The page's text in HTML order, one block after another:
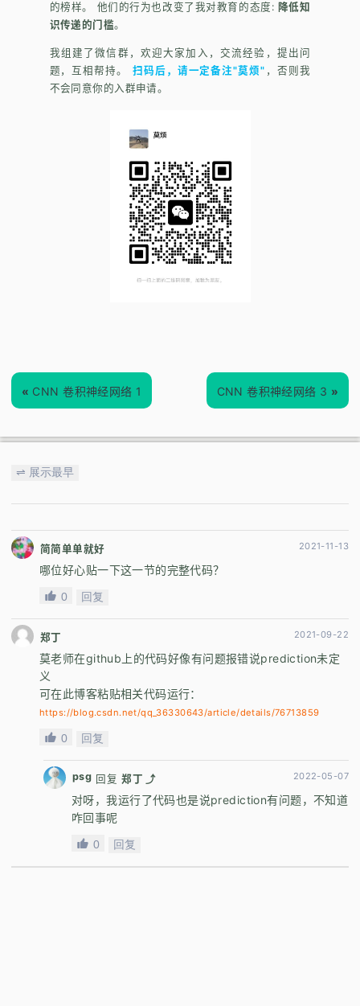
的榜样。 他们的行为也改变了我对教育的态度: 降低知
识传递的门槛。
我组建了微信群，欢迎大家加入，交流经验，提出问
题，互相帮持。
扫码后，请一定备注"莫烦" ，否则我
不会同意你的入群申请。
« CNN 卷积神经网络 1 CNN 卷积神经网络 3 »
⇌ 展示最早
简简单单就好 2021-11-13
哪位好心贴一下这一节的完整代码？
0 回复
郑丁 2021-09-22
莫老师在github上的代码好像有问题报错说prediction未定
义
可在此博客粘贴相关代码运行：
https://blog.csdn.net/qq_36330643/article/details/76713859
0 回复
psg 回复 郑丁 ⤴ 2022-05-07
对呀，我运行了代码也是说prediction有问题，不知道
咋回事呢
0 回复